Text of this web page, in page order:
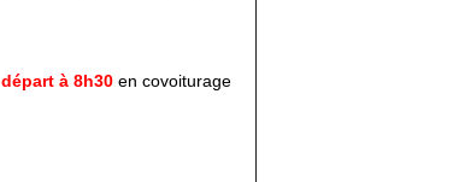
départ à 8h30 en covoiturage